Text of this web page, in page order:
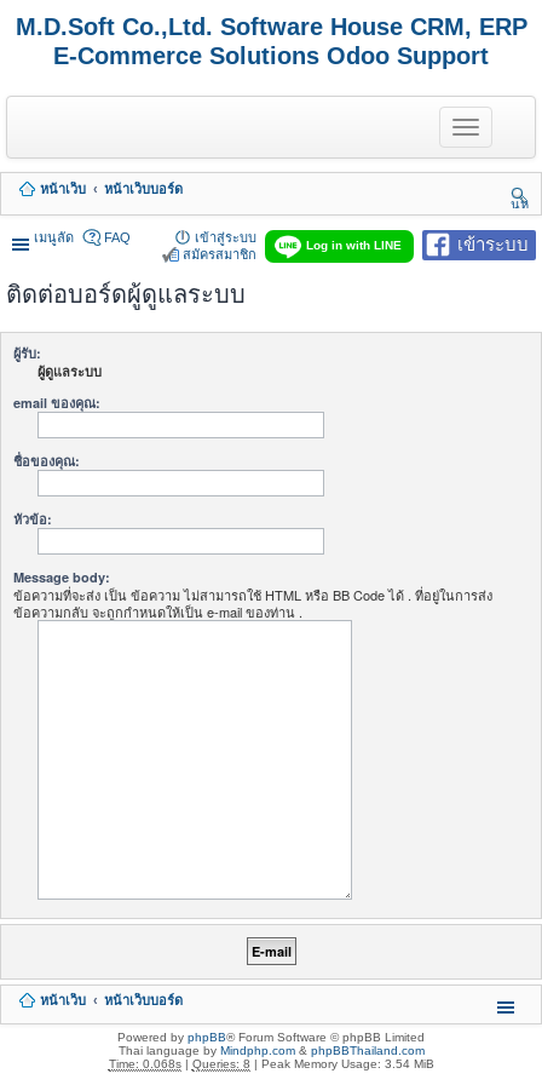
M.D.Soft Co.,Ltd. Software House CRM, ERP
E-Commerce Solutions Odoo Support
T
o
g
e
n
a
หน้าเว็บ
หน้าเว็บบอร์ด
นห
า
เมนูลัด
เข้าระบบ
Log in with LINE
FAQ
เข้าสู่ระบบ
สมัครสมาชิก
ติดต่อบอร์ดผู้ดูแลระบบ
ผู้รับ:
ผู้ดูแลระบบ
email ของคุณ:
ชื่อของคุณ:
หัวข้อ:
Message body:
ข้อความที่จะส่ง เป็น ข้อความ ไม่สามารถใช้ HTML หรือ BB Code ได้ . ที่อยู่ในการส่ง
ข้อความกลับ จะถูกกำหนดให้เป็น e-mail ของท่าน .
หน้าเว็บ หน้าเว็บบอร์ด
Powered by phpBB® Forum Software © phpBB Limited
Thai language by Mindphp.com& phpBBThailand.com
Time: 0.068s| Queries: 8 | Peak Memory Usage: 3.54 MiB